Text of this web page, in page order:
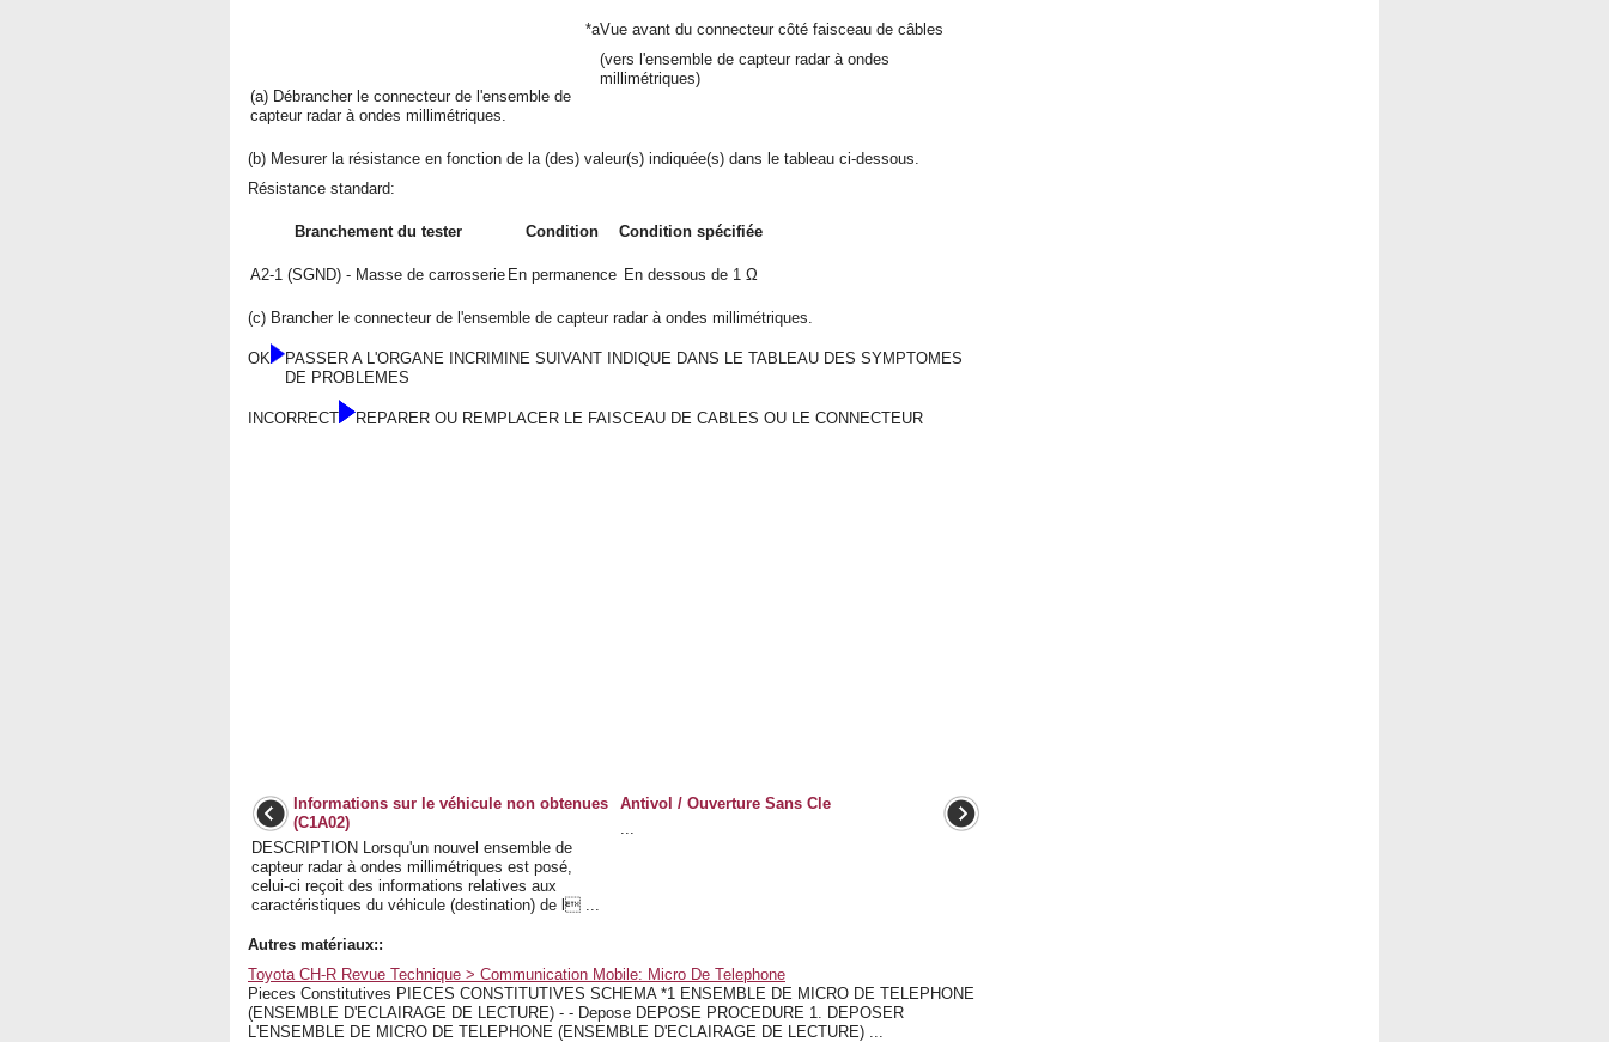
(a) Débrancher le connecteur de l'ensemble de
capteur radar à ondes millimétriques.
*aVue avant du connecteur côté faisceau de câbles
(vers l'ensemble de capteur radar à ondes
millimétriques)
(b) Mesurer la résistance en fonction de la (des) valeur(s) indiquée(s) dans le tableau ci-dessous.
Résistance standard:
Branchement du tester Condition Condition spécifiée
A2-1 (SGND) - Masse de carrosserie En permanence En dessous de 1 Ω
(c) Brancher le connecteur de l'ensemble de capteur radar à ondes millimétriques.
OK
PASSER A L'ORGANE INCRIMINE SUIVANT INDIQUE DANS LE TABLEAU DES SYMPTOMES
DE PROBLEMES
INCORRECT REPARER OU REMPLACER LE FAISCEAU DE CABLES OU LE CONNECTEUR
Informations sur le véhicule non obtenues
(C1A02)
DESCRIPTION Lorsqu'un nouvel ensemble de
capteur radar à ondes millimétriques est posé,
celui-ci reçoit des informations relatives aux
caractéristiques du véhicule (destination) de l ...
Antivol / Ouverture Sans Cle
...
Autres matériaux::
Toyota CH-R Revue Technique > Communication Mobile: Micro De Telephone
Pieces Constitutives PIECES CONSTITUTIVES SCHEMA *1 ENSEMBLE DE MICRO DE TELEPHONE
(ENSEMBLE D'ECLAIRAGE DE LECTURE) - - Depose DEPOSE PROCEDURE 1. DEPOSER
L'ENSEMBLE DE MICRO DE TELEPHONE (ENSEMBLE D'ECLAIRAGE DE LECTURE) ...